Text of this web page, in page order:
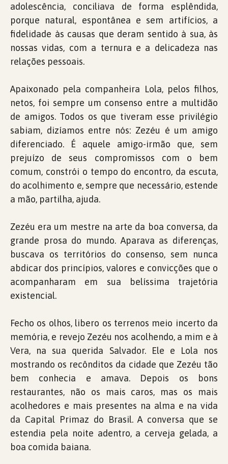
adolescência, conciliava de forma esplêndida,
porque natural, espontânea e sem artifícios, a
fidelidade às causas que deram sentido à sua, às
nossas vidas, com a ternura e a delicadeza nas
relações pessoais.
Apaixonado pela companheira Lola, pelos filhos,
netos, foi sempre um consenso entre a multidão
de amigos. Todos os que tiveram esse privilégio
sabiam, dizíamos entre nós: Zezéu é um amigo
diferenciado. É aquele amigo-irmão que, sem
prejuízo de seus compromissos com o bem
comum, constrói o tempo do encontro, da escuta,
do acolhimento e, sempre que necessário, estende
a mão, partilha, ajuda.
Zezéu era um mestre na arte da boa conversa, da
grande prosa do mundo. Aparava as diferenças,
buscava os territórios do consenso, sem nunca
abdicar dos princípios, valores e convicções que o
acompanharam em sua belíssima trajetória
existencial.
Fecho os olhos, libero os terrenos meio incerto da
memória, e revejo Zezéu nos acolhendo, a mim e à
Vera, na sua querida Salvador. Ele e Lola nos
mostrando os recônditos da cidade que Zezéu tão
bem conhecia e amava. Depois os bons
restaurantes, não os mais caros, mas os mais
acolhedores e mais presentes na alma e na vida
da Capital Primaz do Brasil. A conversa que se
estendia pela noite adentro, a cerveja gelada, a
boa comida baiana.